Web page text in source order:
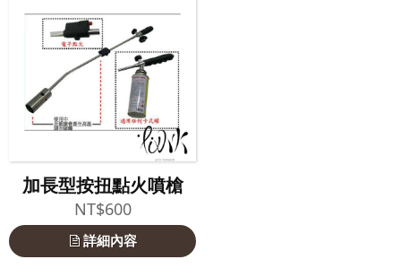
加長型按扭點火噴槍
NT$600
詳細內容